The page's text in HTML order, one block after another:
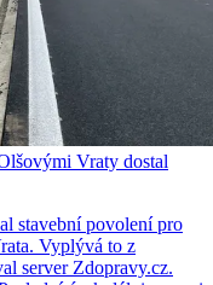
Vraty dostal
stavební povolení pro
Vyplývá to z
server Zdopravy.cz.